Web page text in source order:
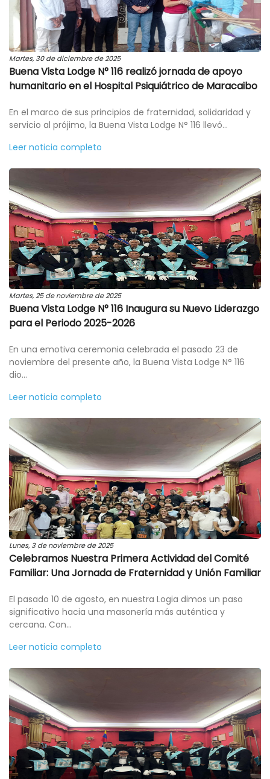
Martes, 30 de diciembre de 2025
Buena Vista Lodge N° 116 realizó jornada de apoyo
humanitario en el Hospital Psiquiátrico de Maracaibo
En el marco de sus principios de fraternidad, solidaridad y
servicio al prójimo, la Buena Vista Lodge N° 116 llevó...
Leer noticia completo
Martes, 25 de noviembre de 2025
Buena Vista Lodge N° 116 Inaugura su Nuevo Liderazgo
para el Periodo 2025-2026
En una emotiva ceremonia celebrada el pasado 23 de
noviembre del presente año, la Buena Vista Lodge N° 116
dio...
Leer noticia completo
Lunes, 3 de noviembre de 2025
Celebramos Nuestra Primera Actividad del Comité
Familiar: Una Jornada de Fraternidad y Unión Familiar
El pasado 10 de agosto, en nuestra Logia dimos un paso
significativo hacia una masonería más auténtica y
cercana. Con...
Leer noticia completo